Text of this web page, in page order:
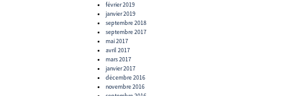
février 2019
janvier 2019
septembre 2018
septembre 2017
mai 2017
avril 2017
mars 2017
janvier 2017
décembre 2016
novembre 2016